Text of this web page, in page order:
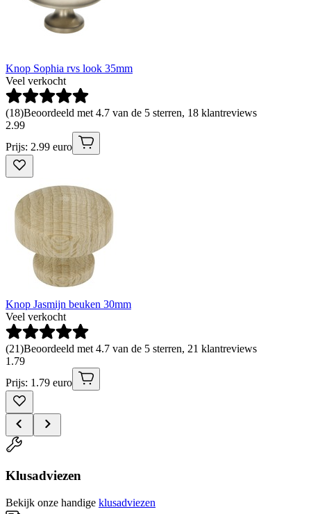
Knop Sophia rvs look 35mm
Veel verkocht
(18)Beoordeeld met 4.7 van de 5 sterren, 18 klantreviews
2.99
Prijs: 2.99 euro
Knop Jasmijn beuken 30mm
Veel verkocht
(21)Beoordeeld met 4.7 van de 5 sterren, 21 klantreviews
1 .79
Prijs: 1.79 euro
Klusadviezen
Bekijk onze handige klusadviezen